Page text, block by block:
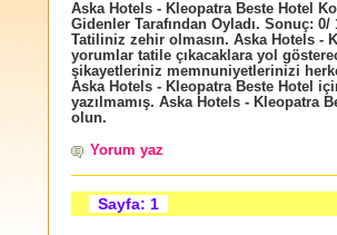
Aska Hotels - Kleopatra Beste Hotel
Gidenler Tarafından Oyladı. Sonuç: 0/
Tatiliniz zehir olmasın. Aska Hotels -
yorumlar tatile çıkacaklara yol
şikayetleriniz memnuniyetlerinizi
Aska Hotels - Kleopatra Beste Hotel
yazılmamış. Aska Hotels - Kleopatra
olun.
Yorum yaz
Sayfa: 1